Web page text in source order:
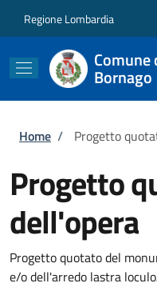
Regione Lombardia
Comune
Bornago
Briciole di
Home / Progetto
Progetto
dell'opera
Progetto quotato del
e/o dell'arredo lastra